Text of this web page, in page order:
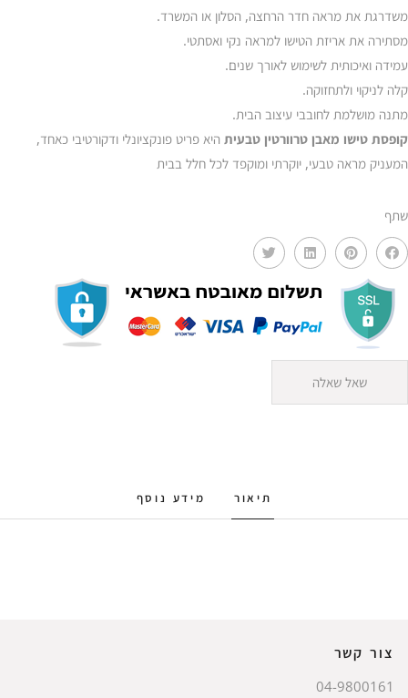
משדרגת את מראה חדר הרחצה, הסלון או המשרד.
מסתירה את אריזת הטישו למראה נקי ואסתטי.
עמידה ואיכותית לשימוש לאורך שנים.
קלה לניקוי ולתחזוקה.
מתנה מושלמת לחובבי עיצוב הבית.
קופסת טישו מאבן טרוורטין טבעית היא פריט פונקציונלי ודקורטיבי כאחד,
המעניק מראה טבעי, יוקרתי ומוקפד לכל חלל בבית
שתף
שאל שאלה
תיאור מידע נוסף
צור קשר
04-9800161